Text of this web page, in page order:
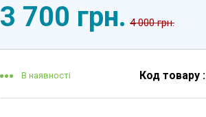
3 700 грн. 4 000 грн.
В наявності Код товару :